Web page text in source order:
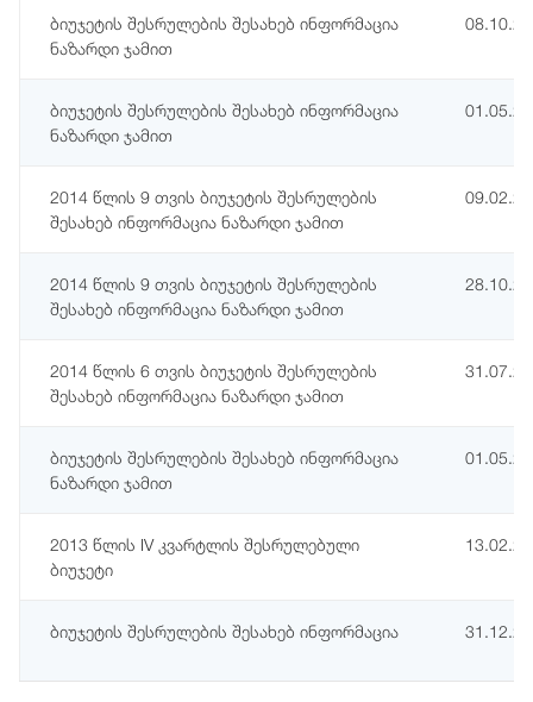
ბიუჯეტის შესრულების შესახებ ინფორმაცია
ნაზარდი ჯამით
ბიუჯეტის შესრულების შესახებ ინფორმაცია
ნაზარდი ჯამით
2014 წლის 9 თვის ბიუჯეტის შესრულების
შესახებ ინფორმაცია ნაზარდი ჯამით
2014 წლის 9 თვის ბიუჯეტის შესრულების
შესახებ ინფორმაცია ნაზარდი ჯამით
2014 წლის 6 თვის ბიუჯეტის შესრულების
შესახებ ინფორმაცია ნაზარდი ჯამით
ბიუჯეტის შესრულების შესახებ ინფორმაცია
ნაზარდი ჯამით
2013 წლის IV კვარტლის შესრულებული
ბიუჯეტი
ბიუჯეტის შესრულების შესახებ ინფორმაცია